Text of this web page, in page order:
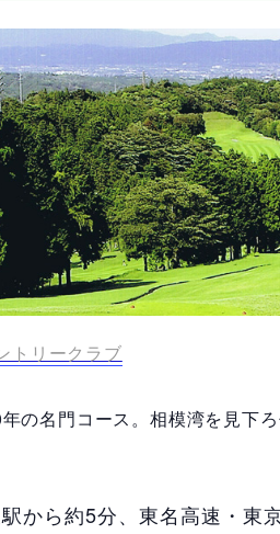
トリークラブ
の名門コース。相模湾を見下
から約5分、東名高速・東